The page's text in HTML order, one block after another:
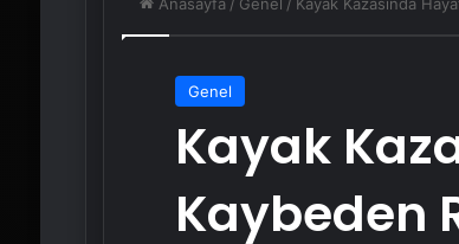
Genel
Kayak
Kaybeden